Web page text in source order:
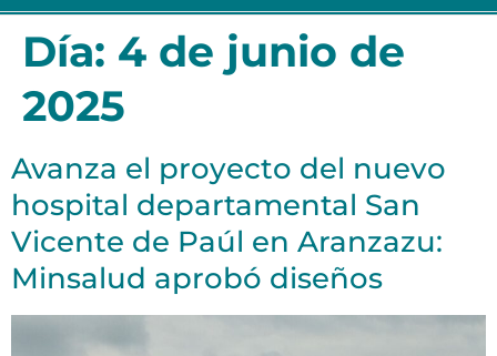
Día: 4 de junio de
2025
Avanza el proyecto del nuevo
hospital departamental San
Vicente de Paúl en Aranzazu:
Minsalud aprobó diseños